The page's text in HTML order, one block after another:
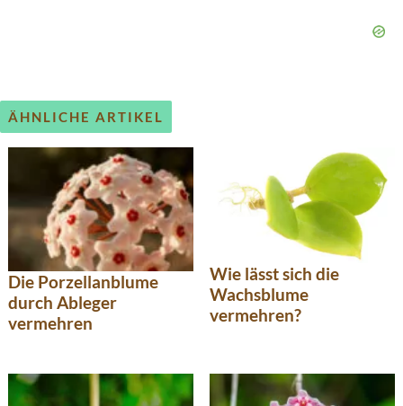
ÄHNLICHE ARTIKEL
Die Porzellanblume
durch Ableger
vermehren
Wie lässt sich die
Wachsblume
vermehren?